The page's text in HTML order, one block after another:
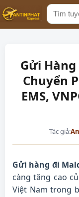
Tìm
kiếm
Gửi
Chuyển
EMS,
Tác giả:
Gửi hàng đi
càng tăng cao
Việt Nam trong